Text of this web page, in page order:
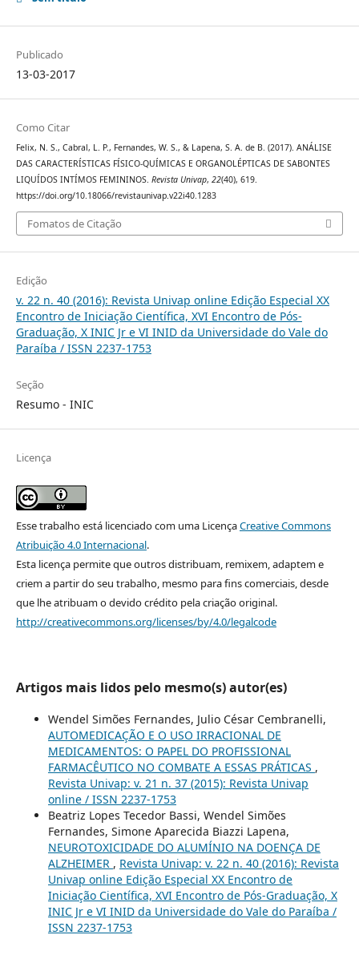
Publicado
13-03-2017
Como Citar
Felix, N. S., Cabral, L. P., Fernandes, W. S., & Lapena, S. A. de B. (2017). ANÁLISE
DAS CARACTERÍSTICAS FÍSICO-QUÍMICAS E ORGANOLÉPTICAS DE SABONTES
LIQUÍDOS INTÍMOS FEMININOS. Revista Univap, 22(40), 619.
https://doi.org/10.18066/revistaunivap.v22i40.1283
Fomatos de Citação
Edição
v. 22 n. 40 (2016): Revista Univap online Edição Especial XX
Encontro de Iniciação Científica, XVI Encontro de Pós-
Graduação, X INIC Jr e VI INID da Universidade do Vale do
Paraíba / ISSN 2237-1753
Seção
Resumo - INIC
Licença
Esse trabalho está licenciado com uma LicençaCreative Commons
Atribuição 4.0 Internacional.
Esta licença permite que outros distribuam, remixem, adaptem e
criem a partir do seu trabalho, mesmo para fins comerciais, desde
que lhe atribuam o devido crédito pela criação original.
http://creativecommons.org/licenses/by/4.0/legalcode
Artigos mais lidos pelo mesmo(s) autor(es)
Wendel Simões Fernandes, Julio César Cembranelli,
AUTOMEDICAÇÃO E O USO IRRACIONAL DE
MEDICAMENTOS: O PAPEL DO PROFISSIONAL
FARMACÊUTICO NO COMBATE A ESSAS PRÁTICAS ,
Revista Univap: v. 21 n. 37 (2015): Revista Univap
online / ISSN 2237-1753
Beatriz Lopes Tecedor Bassi, Wendel Simões
Fernandes, Simone Aparecida Biazzi Lapena,
NEUROTOXICIDADE DO ALUMÍNIO NA DOENÇA DE
ALZHEIMER , Revista Univap: v. 22 n. 40 (2016): Revista
Univap online Edição Especial XX Encontro de
Iniciação Científica, XVI Encontro de Pós-Graduação, X
INIC Jr e VI INID da Universidade do Vale do Paraíba /
ISSN 2237-1753